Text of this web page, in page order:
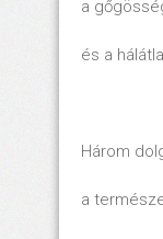
a
és a
Három
a